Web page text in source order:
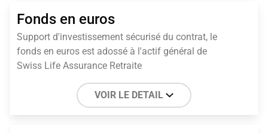
Fonds en euros
Support d'investissement sécurisé du contrat, le
fonds en euros est adossé à l'actif général de
Swiss Life Assurance Retraite
VOIR LE DETAIL